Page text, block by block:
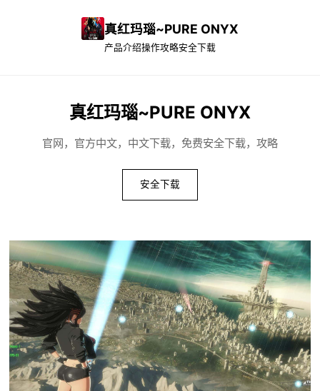
真红玛瑙~PURE ONYX
产品介绍操作攻略安全下载
真红玛瑙~PURE ONYX
官网，官方中文，中文下载，免费安全下载，攻略
安全下载